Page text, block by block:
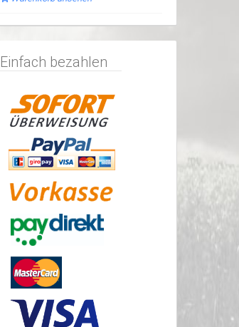
Einfach bezahlen